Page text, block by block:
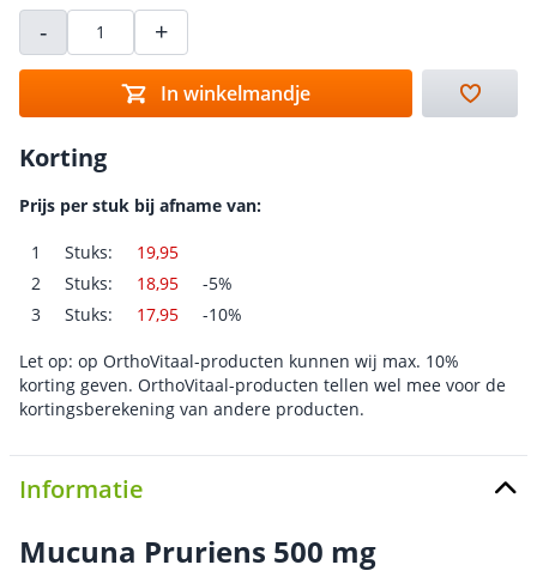
- +
In winkelmandje
Korting
Prijs per stuk bij afname van:
1 Stuks:
19,95
2
Stuks: 18,95
-5%
3
Stuks: 17,95 -10%
Let op: op OrthoVitaal-producten kunnen wij max. 10%
korting geven. OrthoVitaal-producten tellen wel mee voor de
kortingsberekening van andere producten.
Informatie
Mucuna Pruriens 500 mg